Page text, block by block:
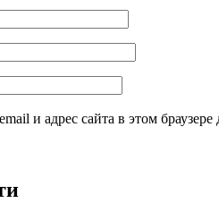
и адрес сайта в этом